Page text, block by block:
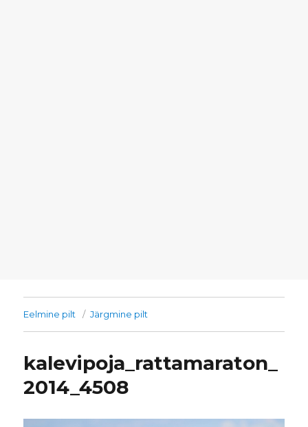
Eelmine pilt Järgmine pilt
kalevipoja_rattamaraton_
2014_4508